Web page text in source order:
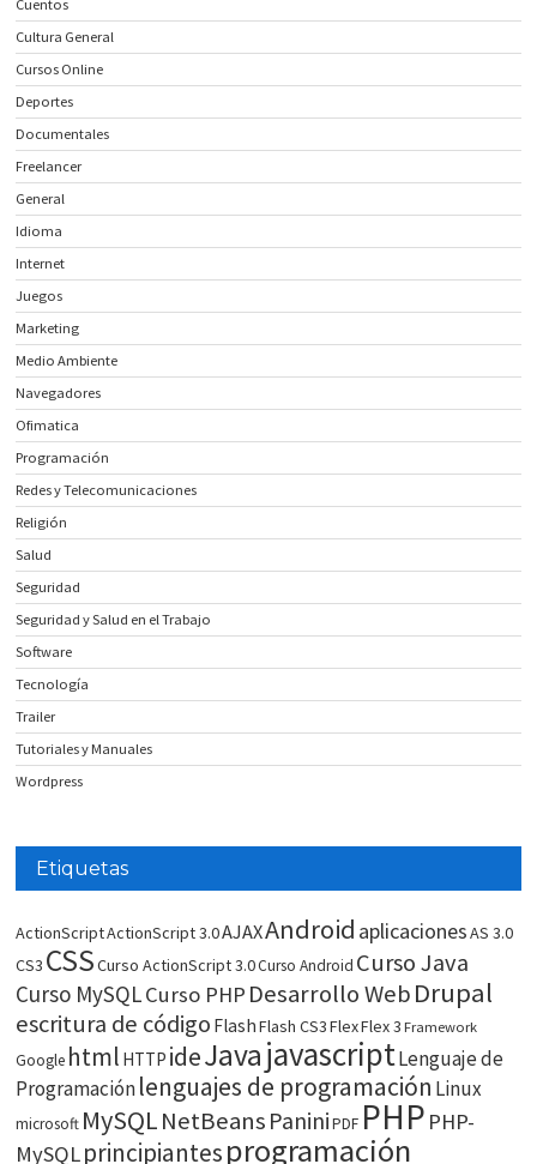
Cuentos
Cultura General
Cursos Online
Deportes
Documentales
Freelancer
General
Idioma
Internet
Juegos
Marketing
Medio Ambiente
Navegadores
Ofimatica
Programación
Redes y Telecomunicaciones
Religión
Salud
Seguridad
Seguridad y Salud en el Trabajo
Software
Tecnología
Trailer
Tutoriales y Manuales
Wordpress
Etiquetas
ActionScriptActionScript 3.0AJAXAndroid aplicacionesAS 3.0
CS3 CSSCurso ActionScript 3.0Curso Android Curso Java
Curso MySQLCurso PHP Desarrollo WebDrupal
escritura de código FlashFlash CS3FlexFlex 3 Framework
Google html HTTP ideJavajavascriptLenguaje de
Programaciónlenguajes de programación Linux
microsoft MySQLNetBeans Panini PDF PHP PHP-
MySQLprincipiantesprogramación